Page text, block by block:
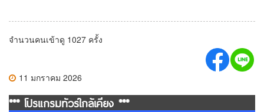
จำนวนคนเข้าดู 1027 ครั้ง
11 มกราคม 2026
*** โปรแกรมทัวร์ใกล้เคียง ***